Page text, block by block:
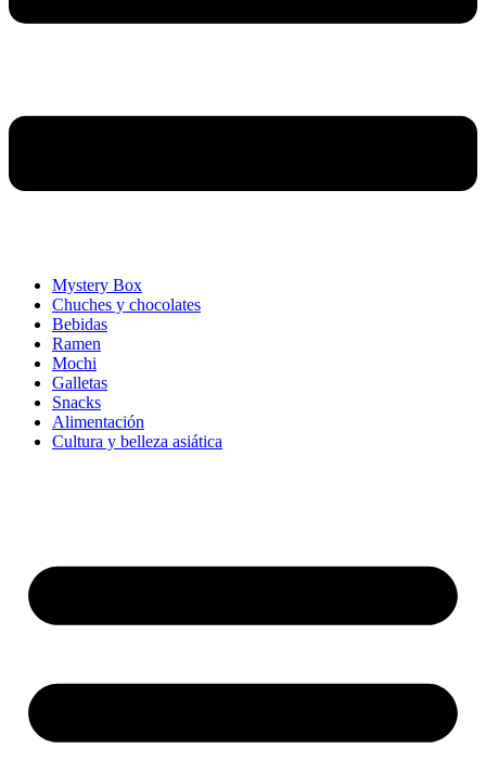
Mystery Box
Chuches y chocolates
Bebidas
Ramen
Mochi
Galletas
Snacks
Alimentación
Cultura y belleza asiática